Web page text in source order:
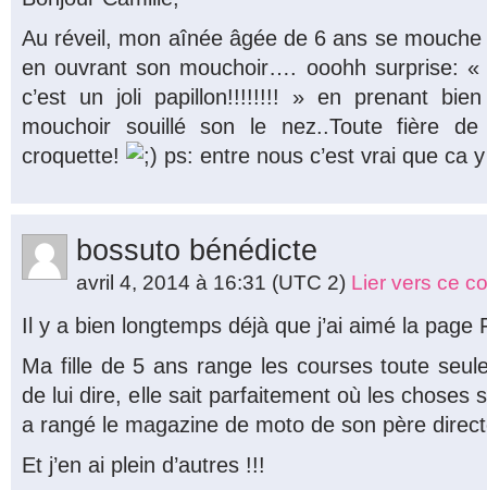
Au réveil, mon aînée âgée de 6 ans se
en ouvrant son mouchoir…. ooohh surprise: «
c’est un joli papillon!!!!!!!! » en prenant
mouchoir souillé son le nez..Toute fière
croquette!
ps: entre nous c’est vrai que ca
bossuto bénédicte
avril 4, 2014 à 16:31 (UTC 2) Lier vers ce
Il y a bien longtemps déjà que j’ai aimé la
Ma fille de 5 ans range les courses toute
de lui dire, elle sait parfaitement où les choses
a rangé le magazine de moto de son père
Et j’en ai plein d’autres !!!